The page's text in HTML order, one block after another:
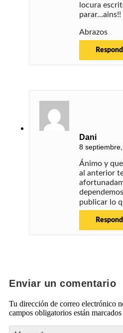
locura
parar…ains!!
Abrazos
Dani
8
Ánimo y
al anterior
publicar lo
Enviar un comentario
Tu dirección de correo electrónico
campos obligatorios están marcados